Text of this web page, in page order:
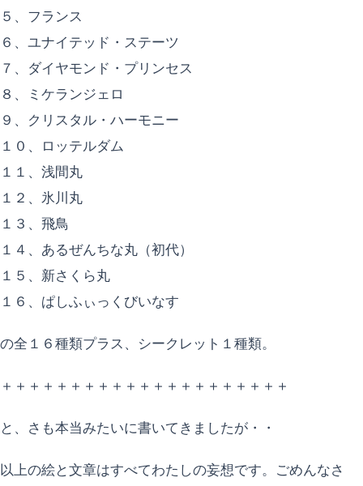
５、フランス
６、ユナイテッド・ステーツ
７、ダイヤモンド・プリンセス
８、ミケランジェロ
９、クリスタル・ハーモニー
１０、ロッテルダム
１１、浅間丸
１２、氷川丸
１３、飛鳥
１４、あるぜんちな丸（初代）
１５、新さくら丸
１６、ぱしふぃっくびいなす
の全１６種類プラス、シークレット１種類。
＋＋＋＋＋＋＋＋＋＋＋＋＋＋＋＋＋＋＋＋＋
と、さも本当みたいに書いてきましたが・・
以上の絵と文章はすべてわたしの妄想です。ごめんなさ